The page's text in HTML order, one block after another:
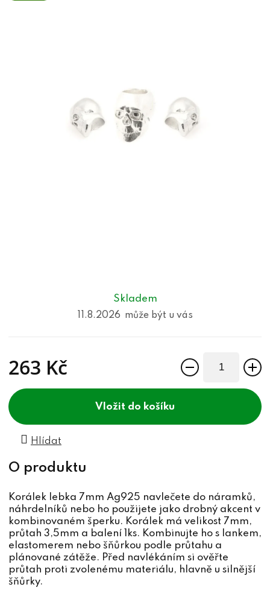
Skladem
11.8.2026
263 Kč
do košíku
Hlídat
Korálek lebka 7mm Ag925 navlečete do náramků,
náhrdelníků nebo ho použijete jako drobný akcent v
kombinovaném šperku. Korálek má velikost 7mm,
průtah 3,5mm a balení 1ks. Kombinujte ho s lankem,
elastomerem nebo šňůrkou podle průtahu a
plánované zátěže. Před navlékáním si ověřte
průtah proti zvolenému materiálu, hlavně u silnější
šňůrky.